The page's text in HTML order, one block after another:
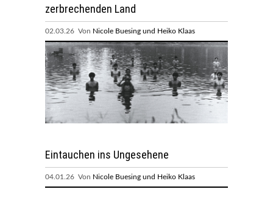
zerbrechenden Land
02.03.26 Von Nicole Buesing und Heiko Klaas
Eintauchen ins Ungesehene
04.01.26 Von Nicole Buesing und Heiko Klaas